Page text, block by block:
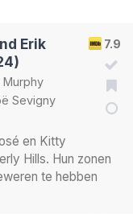
7.9
Erik
Murphy
Sevigny
en Kitty
Hills. Hun zonen
te hebben